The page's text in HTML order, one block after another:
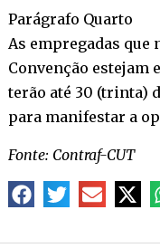
Parágrafo Quarto
As empregadas que
Convenção estejam
terão até 30 (trinta)
para manifestar a
Fonte: Contraf-CUT